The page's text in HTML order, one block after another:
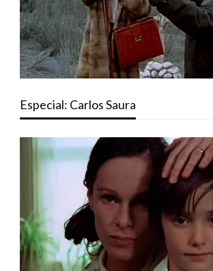
Especial: Carlos Saura